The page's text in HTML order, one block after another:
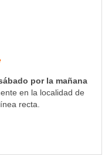
por la mañana
en la localidad de
recta.